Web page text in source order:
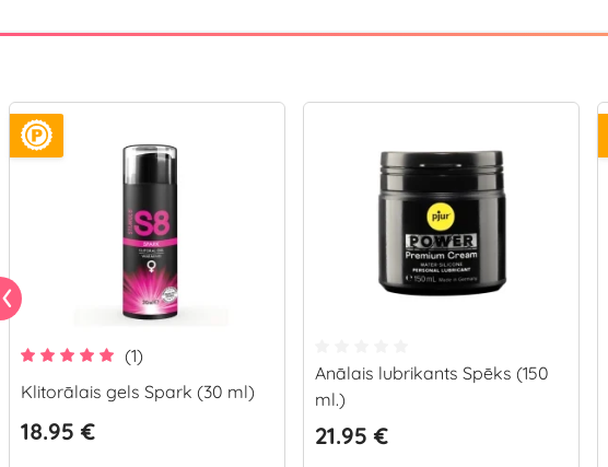
(1)
Klitorālais gels Spark (30 ml)
18.95 €
Anālais lubrikants Spēks (150
ml.)
21.95 €